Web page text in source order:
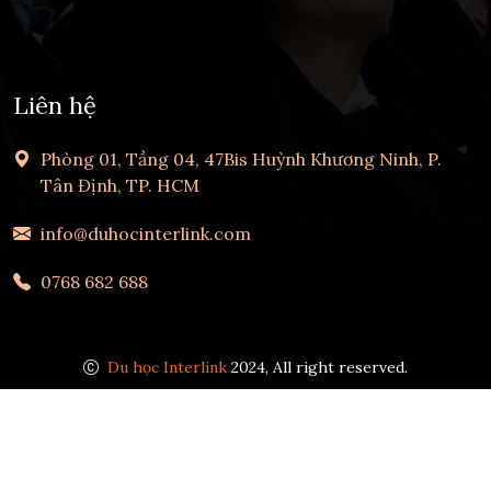
Liên hệ
Phòng 01, Tầng 04, 47Bis Huỳnh Khương Ninh, P.
Tân Định, TP. HCM
info@duhocinterlink.com
0768 682 688
Du học Interlink 2024, All right reserved.